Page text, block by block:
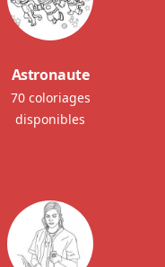
Astronaute
70 coloriages
disponibles